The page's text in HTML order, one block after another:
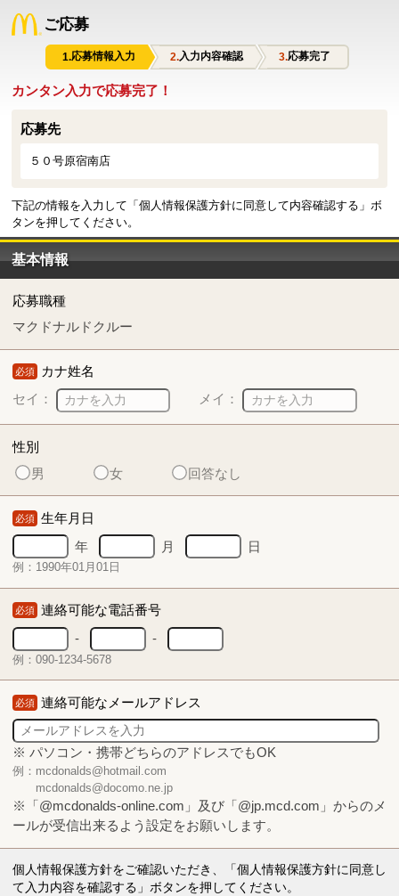
ご応募
応募情報入力 入力内容確認 応募完了
カンタン入力で応募完了！
応募先
５０号原宿南店
下記の情報を入力して「個人情報保護方針に同意して内容確認する」ボ
タンを押してください。
基本情報
応募職種
マクドナルドクルー
必須 カナ姓名
セイ：
メイ：
性別
男
女 回答なし
必須 生年月日
年
月 日
例：1990年01月01日
必須 連絡可能な電話番号
-
-
例：090-1234-5678
必須 連絡可能なメールアドレス
※ パソコン・携帯どちらのアドレスでもOK
例：mcdonalds@hotmail.com
mcdonalds@docomo.ne.jp
※「@mcdonalds-online.com」及び「@jp.mcd.com」からのメ
ールが受信出来るよう設定をお願いします。
個人情報保護方針をご確認いただき、「個人情報保護方針に同意し
て入力内容を確認する」ボタンを押してください。